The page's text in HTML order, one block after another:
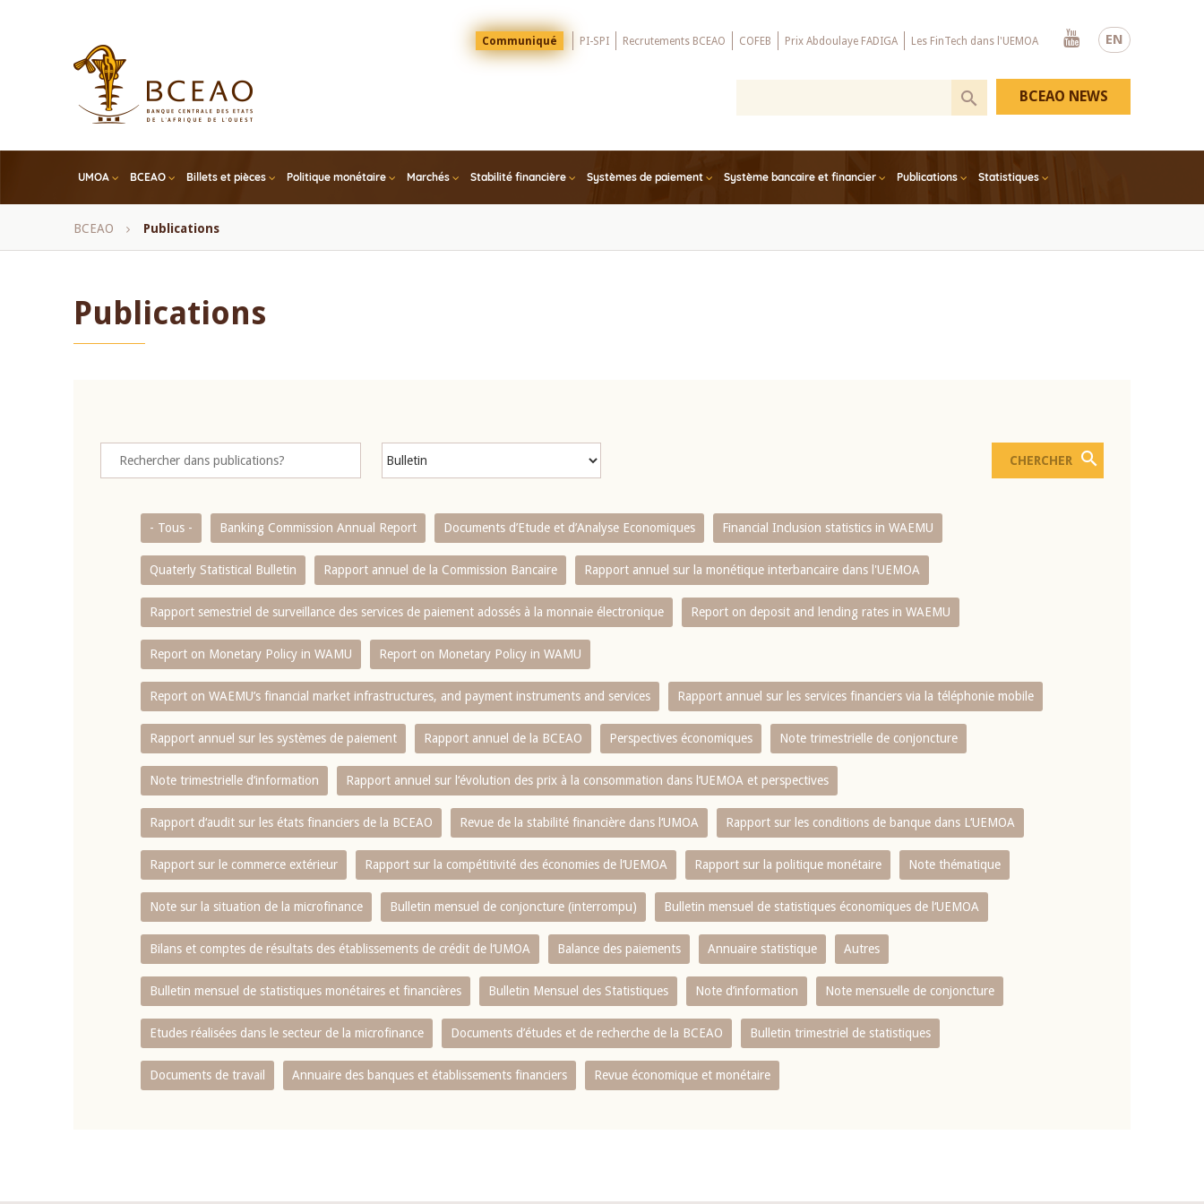
EN
Menu
Top
Communiqué PI-SPI Recrutements BCEAO COFEB Prix Abdoulaye FADIGA Les FinTech dans l'UEMOA
Youtube
UMOA BCEAO Billets et pièces Politique monétaire Marchés Stabilité financière Systèmes de paiement Système bancaire et financier Publications Statistiques
BCEAO NEWS
Fil
BCEAO Publications
Publications
- Tous - Banking Commission Annual Report Documents d’Etude et d’Analyse Economiques Financial Inclusion statistics in WAEMU
Quaterly Statistical Bulletin Rapport annuel de la Commission Bancaire Rapport annuel sur la monétique interbancaire dans l'UEMOA
Rapport semestriel de surveillance des services de paiement adossés à la monnaie électronique Report on deposit and lending rates in WAEMU
Report on Monetary Policy in WAMU Report on Monetary Policy in WAMU
Report on WAEMU’s financial market infrastructures, and payment instruments and services Rapport annuel sur les services financiers via la téléphonie mobile
Rapport annuel sur les systèmes de paiement Rapport annuel de la BCEAO Perspectives économiques Note trimestrielle de conjoncture
Note trimestrielle d‘information Rapport annuel sur l‘évolution des prix à la consommation dans l‘UEMOA et perspectives
Rapport d‘audit sur les états financiers de la BCEAO Revue de la stabilité financière dans l‘UMOA Rapport sur les conditions de banque dans L‘UEMOA
Rapport sur le commerce extérieur Rapport sur la compétitivité des économies de l‘UEMOA Rapport sur la politique monétaire Note thématique
Note sur la situation de la microfinance Bulletin mensuel de conjoncture (interrompu) Bulletin mensuel de statistiques économiques de l‘UEMOA
Bilans et comptes de résultats des établissements de crédit de l‘UMOA Balance des paiements Annuaire statistique Autres
Bulletin mensuel de statistiques monétaires et financières Bulletin Mensuel des Statistiques Note d’information Note mensuelle de conjoncture
Etudes réalisées dans le secteur de la microfinance Documents d’études et de recherche de la BCEAO Bulletin trimestriel de statistiques
Documents de travail Annuaire des banques et établissements financiers Revue économique et monétaire